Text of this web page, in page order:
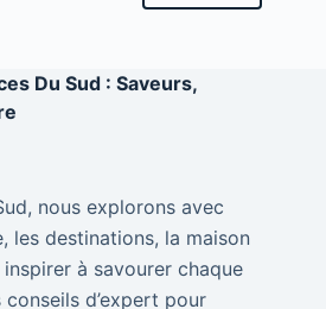
Du Sud : Saveurs,
nous explorons avec
les destinations, la maison
à savourer chaque
d’expert pour